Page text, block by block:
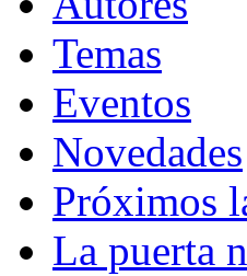
Temas
Eventos
Novedades
Próximos
La puerta